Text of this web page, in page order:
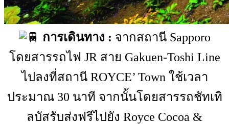
การเดินทาง : จากสถานี Sapporo
โดยสารรถไฟ JR สาย Gakuen-Toshi Line
ไปลงที่สถานี ROYCE’ Town ใช้เวลา
ประมาณ 30 นาที จากนั้นโดยสารรถชัทเทิ
ลบัสรับส่งฟรีไปยัง Royce Cocoa &